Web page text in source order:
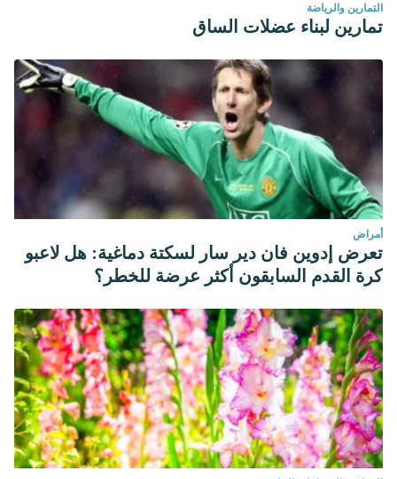
التمارين والرياضة
تمارين لبناء عضلات الساق
أمراض
تعرض إدوين فان دير سار لسكتة دماغية: هل لاعبو
كرة القدم السابقون أكثر عرضة للخطر؟